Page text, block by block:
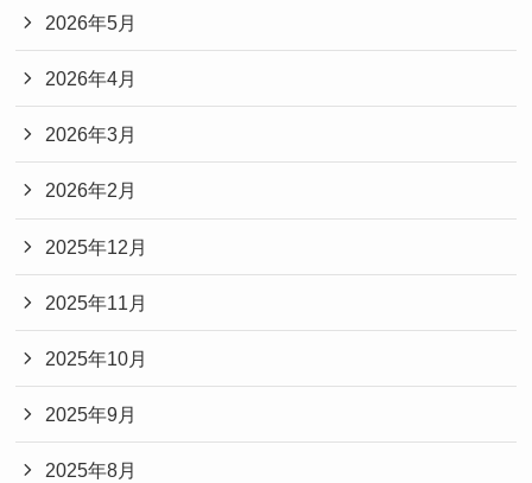
2026年5月
2026年4月
2026年3月
2026年2月
2025年12月
2025年11月
2025年10月
2025年9月
2025年8月